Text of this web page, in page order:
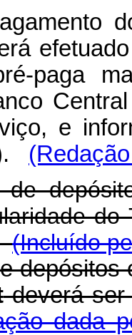
paga
e
do
(Incluído
depósitos
deverá ser
dada